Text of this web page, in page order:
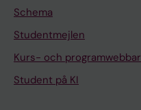
Schema
Studentmejlen
Kurs- och programwebbar
Student på KI